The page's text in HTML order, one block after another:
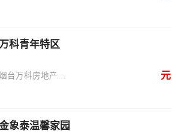
万科青年特区
烟台万科房地产开发有限公司 元
象泰温馨家园